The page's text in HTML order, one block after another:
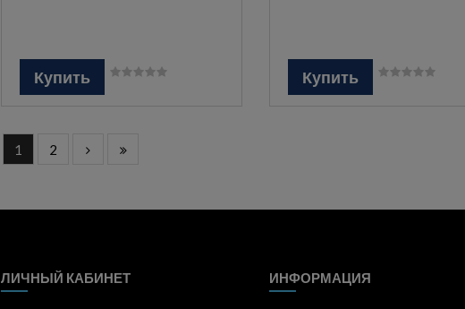
Купить Купить
1 2
ЛИЧНЫЙ КАБИНЕТ ИНФОРМАЦИЯ